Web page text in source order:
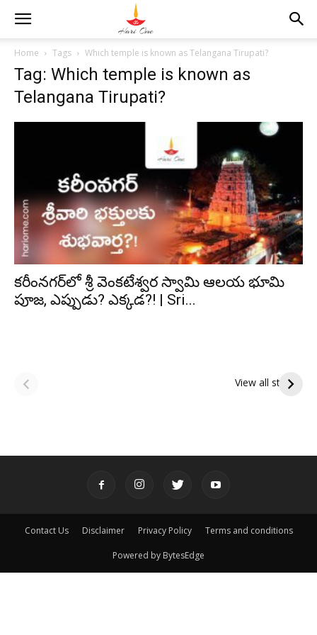
Home Tags Which temple is known as Telangana Tirupati?
Tag: Which temple is known as
Telangana Tirupati?
కరీంనగర్‌‌‌‌లో శ్రీ వెంకటేశ్వర స్వామి ఆలయ భూమి
పూజ, ఎప్పుడు? ఎక్కడ?! | Sri...
View all stories
పితృదేవతల ఆశీర్వాదం
ఇంద్రకీలాద్రి గిరి ప్రదక్షిణ
Contact Us Disclaimer Privacy Policy Terms and conditions
Powered by BytesEdge